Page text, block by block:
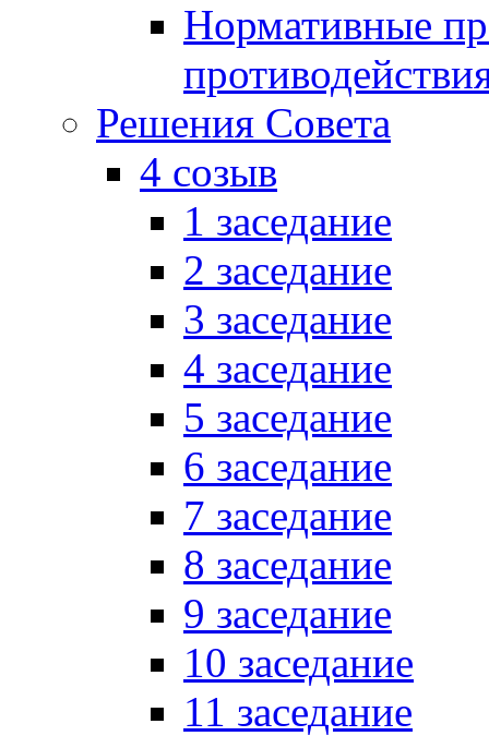
Нормативные
Решения Совета
4 созыв
1 заседание
2 заседание
3 заседание
4 заседание
5 заседание
6 заседание
7 заседание
8 заседание
9 заседание
10 заседание
11 заседание